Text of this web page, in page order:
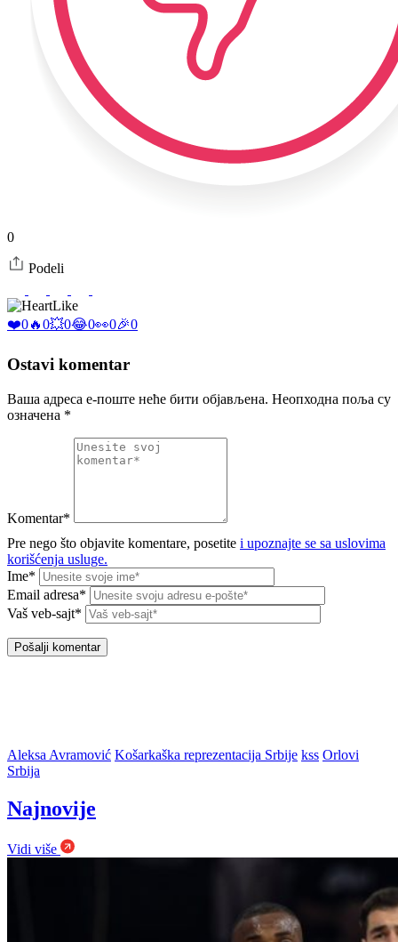
0
Podeli
Like
❤️0🔥0💥0😂0👀0🎉0
Ostavi komentar
Ваша адреса е-поште неће бити објављена. Неопходна поља су
означена *
Komentar*
Pre nego što objavite komentare, posetite i upoznajte se sa uslovima
korišćenja usluge.
Ime*
Email adresa*
Vaš veb-sajt*
Aleksa Avramović Košarkaška reprezentacija Srbije kss Orlovi
Srbija
Najnovije
Vidi više